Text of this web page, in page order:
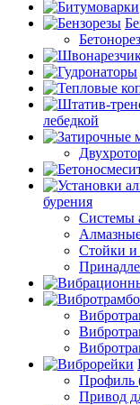
лебедкой
бурения
Системы
Стойки и
Профиль
Привод